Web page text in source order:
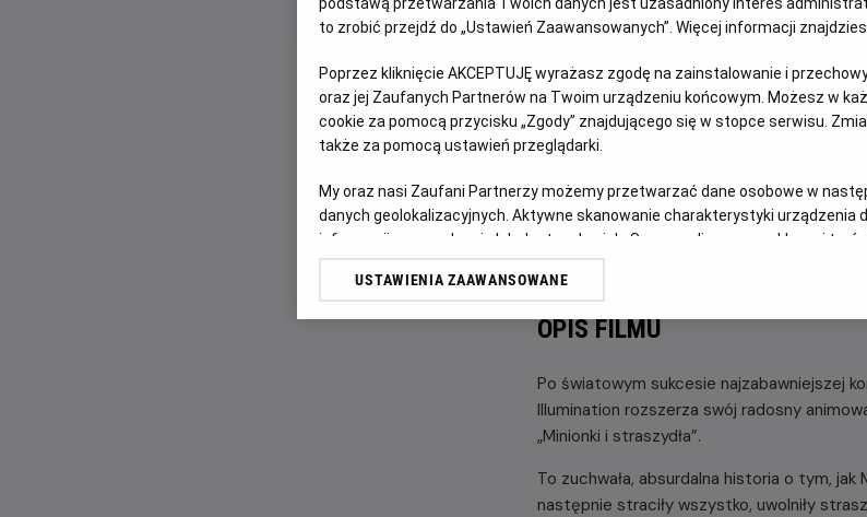
DZISIAJ,
SIERPNIA
2026
10:15
2D, dubbing
14:45
OPIS FILMU
Po światowym sukcesie najzabawniejszej
Illumination rozszerza swój radosny
„Minionki i straszydła”.
To zuchwała, absurdalna historia o tym,
następnie straciły wszystko, uwolniły
to zrobić przejdź do „Ustawień Zaawansowanych”. Więcej informacji
Poprzez kliknięcie AKCEPTUJĘ wyrażasz zgodę na zainstalowanie i
oraz jej Zaufanych Partnerów na Twoim urządzeniu końcowym. Możesz w
cookie za pomocą przycisku „Zgody” znajdującego się w stopce serwisu.
także za pomocą ustawień przeglądarki.
My oraz nasi Zaufani Partnerzy możemy przetwarzać dane osobowe w
danych geolokalizacyjnych. Aktywne skanowanie charakterystyki urządzenia
informacji na urządzeniu lub dostęp do nich. Spersonalizowane reklamy i
odbiorców i ulepszanie usług.
Lista Zaufanych Partnerów
USTAWIENIA ZAAWANSOWANE